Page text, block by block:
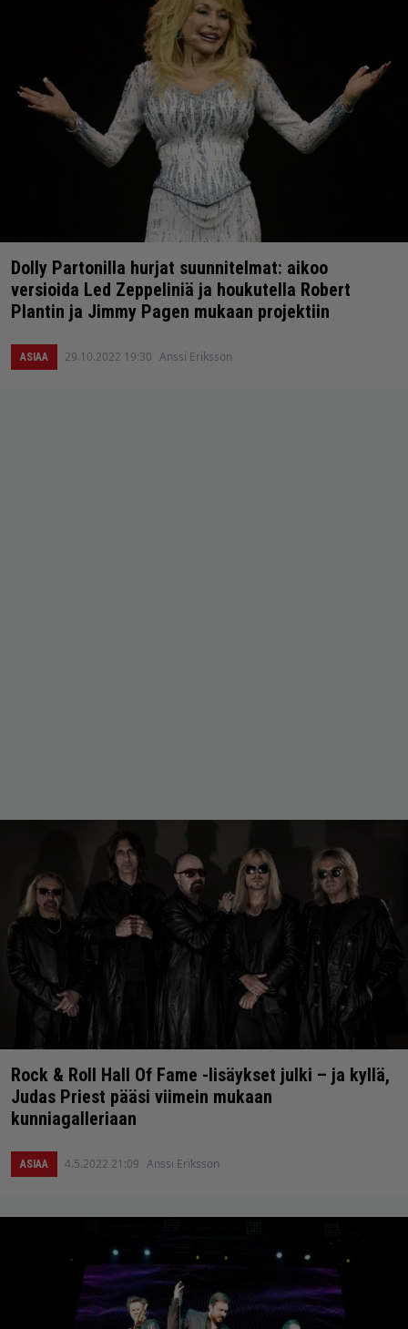
Dolly Partonilla hurjat suunnitelmat: aikoo
versioida Led Zeppeliniä ja houkutella Robert
Plantin ja Jimmy Pagen mukaan projektiin
ASIAA 29.10.2022 19:30 Anssi Eriksson
Rock & Roll Hall Of Fame -lisäykset julki – ja kyllä,
Judas Priest pääsi viimein mukaan
kunniagalleriaan
ASIAA 4.5.2022 21:09 Anssi Eriksson